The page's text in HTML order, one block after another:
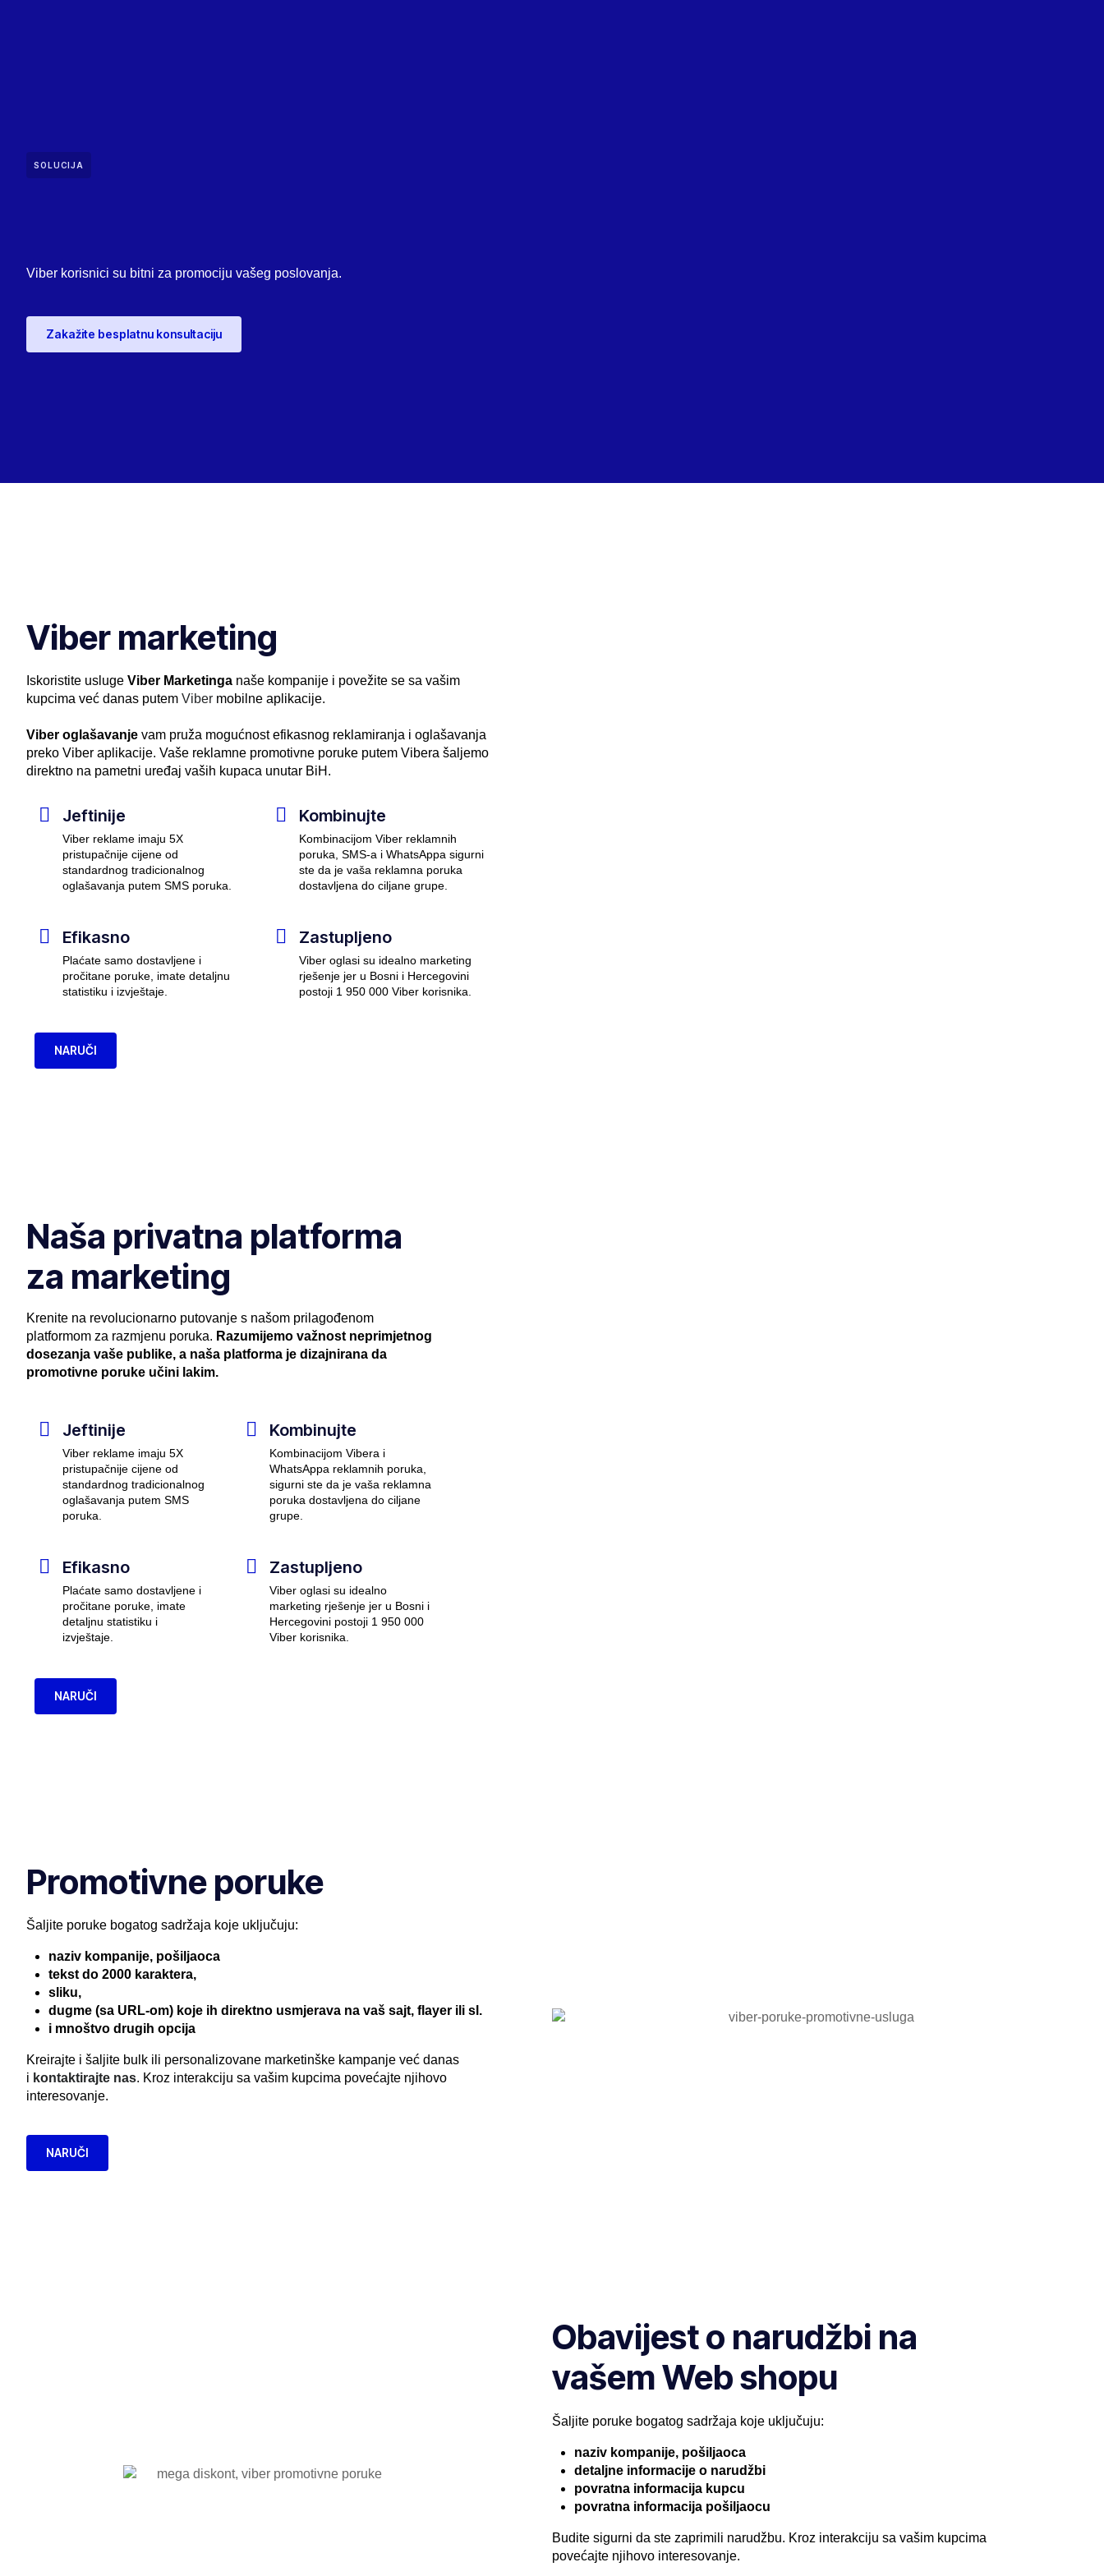
SOLUCIJA
Viber korisnici su bitni za promociju vašeg poslovanja.
Zakažite besplatnu konsultaciju
Viber marketing
Iskoristite usluge Viber Marketinga naše kompanije i povežite se sa vašim
kupcima već danas putem Viber mobilne aplikacije.
Viber oglašavanje vam pruža mogućnost efikasnog reklamiranja i oglašavanja
preko Viber aplikacije. Vaše reklamne promotivne poruke putem Vibera šaljemo
direktno na pametni uređaj vaših kupaca unutar BiH.
Jeftinije
Viber reklame imaju 5X
pristupačnije cijene od
standardnog tradicionalnog
oglašavanja putem SMS poruka.
Efikasno
Plaćate samo dostavljene i
pročitane poruke, imate detaljnu
statistiku i izvještaje.
NARUČI
Kombinujte
Kombinacijom Viber reklamnih
poruka, SMS-a i WhatsAppa sigurni
ste da je vaša reklamna poruka
dostavljena do ciljane grupe.
Zastupljeno
Viber oglasi su idealno marketing
rješenje jer u Bosni i Hercegovini
postoji 1 950 000 Viber korisnika.
Naša privatna platforma
za marketing
Krenite na revolucionarno putovanje s našom prilagođenom
platformom za razmjenu poruka. Razumijemo važnost neprimjetnog
dosezanja vaše publike, a naša platforma je dizajnirana da
promotivne poruke učini lakim.
Jeftinije
Viber reklame imaju 5X
pristupačnije cijene od
standardnog tradicionalnog
oglašavanja putem SMS
poruka.
Efikasno
Plaćate samo dostavljene i
pročitane poruke, imate
detaljnu statistiku i
izvještaje.
NARUČI
Kombinujte
Kombinacijom Vibera i
WhatsAppa reklamnih poruka,
sigurni ste da je vaša reklamna
poruka dostavljena do ciljane
grupe.
Zastupljeno
Viber oglasi su idealno
marketing rješenje jer u Bosni i
Hercegovini postoji 1 950 000
Viber korisnika.
Promotivne poruke
Šaljite poruke bogatog sadržaja koje uključuju:
naziv kompanije, pošiljaoca
tekst do 2000 karaktera,
sliku,
dugme (sa URL-om) koje ih direktno usmjerava na vaš sajt, flayer ili sl.
i mnoštvo drugih opcija
Kreirajte i šaljite bulk ili personalizovane marketinške kampanje već danas
i kontaktirajte nas. Kroz interakciju sa vašim kupcima povećajte njihovo
interesovanje.
NARUČI
Obavijest o narudžbi na
vašem Web shopu
Šaljite poruke bogatog sadržaja koje uključuju:
naziv kompanije, pošiljaoca
detaljne informacije o narudžbi
povratna informacija kupcu
povratna informacija pošiljaocu
Budite sigurni da ste zaprimili narudžbu. Kroz interakciju sa vašim kupcima
povećajte njihovo interesovanje.